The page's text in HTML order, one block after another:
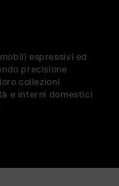
espressivi ed
precisione
collezioni
e interni domestici